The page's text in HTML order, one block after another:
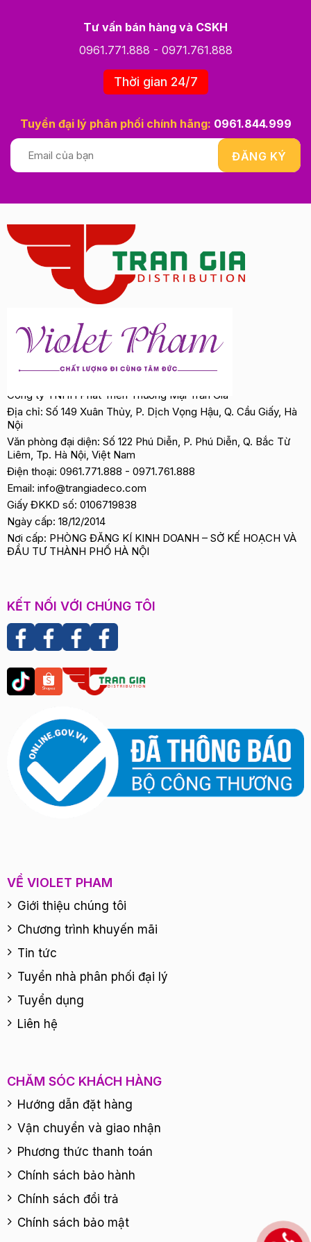
Tư vấn bán hàng và CSKH
0961.771.888 - 0971.761.888
Thời gian 24/7
Tuyển đại lý phân phối chính hãng: 0961.844.999
Công ty TNHH Phát Triển Thương Mại Trần Gia
Địa chỉ: Số 149 Xuân Thủy, P. Dịch Vọng Hậu, Q. Cầu Giấy, Hà
Nội
Văn phòng đại diện: Số 122 Phú Diễn, P. Phú Diễn, Q. Bắc Từ
Liêm, Tp. Hà Nội, Việt Nam
Điện thoại: 0961.771.888 - 0971.761.888
Email: info@trangiadeco.com
Giấy ĐKKD số: 0106719838
Ngày cấp: 18/12/2014
Nơi cấp: PHÒNG ĐĂNG KÍ KINH DOANH – SỞ KẾ HOẠCH VÀ
ĐẦU TƯ THÀNH PHỐ HÀ NỘI
KẾT NỐI VỚI CHÚNG TÔI
VỀ VIOLET PHAM
Giới thiệu chúng tôi
Chương trình khuyến mãi
Tin tức
Tuyển nhà phân phối đại lý
Tuyển dụng
Liên hệ
CHĂM SÓC KHÁCH HÀNG
Hướng dẫn đặt hàng
Vận chuyển và giao nhận
Phương thức thanh toán
Chính sách bảo hành
Chính sách đổi trả
Chính sách bảo mật